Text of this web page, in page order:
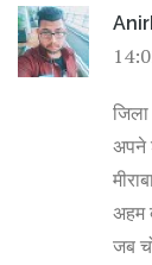
अपने
अहम
जब